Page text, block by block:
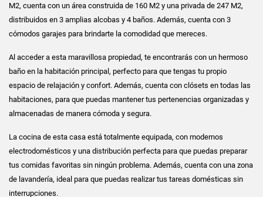
M2, cuenta con un área construida de 160 M2 y una privada de 247 M2,
distribuidos en 3 amplias alcobas y 4 baños. Además, cuenta con 3
cómodos garajes para brindarte la comodidad que mereces.
Al acceder a esta maravillosa propiedad, te encontrarás con un hermoso
baño en la habitación principal, perfecto para que tengas tu propio
espacio de relajación y confort. Además, cuenta con clósets en todas las
habitaciones, para que puedas mantener tus pertenencias organizadas y
almacenadas de manera cómoda y segura.
La cocina de esta casa está totalmente equipada, con modernos
electrodomésticos y una distribución perfecta para que puedas preparar
tus comidas favoritas sin ningún problema. Además, cuenta con una zona
de lavandería, ideal para que puedas realizar tus tareas domésticas sin
interrupciones.